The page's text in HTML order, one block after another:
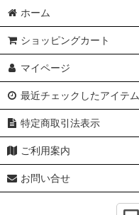
ホーム
ショッピングカート
マイページ
最近チェックしたアイテム
特定商取引法表示
ご利用案内
お問い合せ